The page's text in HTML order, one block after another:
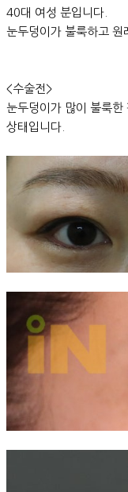
40대 여성 분입니다.
눈두덩이가 불룩하고 원
<수술전>
눈두덩이가 많이 불룩한
상태입니다.